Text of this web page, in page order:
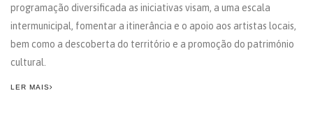
programação diversificada as iniciativas visam, a uma escala
intermunicipal, fomentar a itinerância e o apoio aos artistas locais,
bem como a descoberta do território e a promoção do património
cultural.
LER MAIS